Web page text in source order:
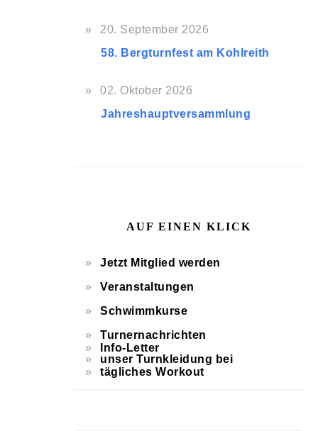
20. September 2026
58. Bergturnfest am Kohlreith
02. Oktober 2026
Jahreshauptversammlung
AUF EINEN KLICK
Jetzt Mitglied werden
Veranstaltungen
Schwimmkurse
Turnernachrichten
unser Turnkleidung bei
Info-Letter
tägliches Workout